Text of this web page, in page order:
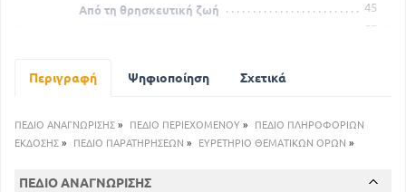
Από τη θρησκευτική ζωή
45
57
Από τις εθνικές παραδόσεις
Από τη νέα εθνική μας ζωή
Οι φίλοι μας τα πουλιά
Από την οικογενειακή ζωή
149
Περιγραφή Ψηφιοποίηση Σχετικά
ΠΕΔΙΟ ΑΝΑΓΝΩΡΙΣΗΣ » ΠΕΔΙΟ ΠΕΡΙΕΧΟΜΕΝΟΥ »
ΠΕΔΙΟ ΠΛΗΡΟΦΟΡΙΩΝ
ΕΚΔΟΣΗΣ » ΠΕΔΙΟ ΠΑΡΑΤΗΡΗΣΕΩΝ » ΕΥΡΕΤΗΡΙΟ ΘΕΜΑΤΙΚΩΝ ΟΡΩΝ »
ΠΕΔΙΟ ΑΝΑΓΝΩΡΙΣΗΣ